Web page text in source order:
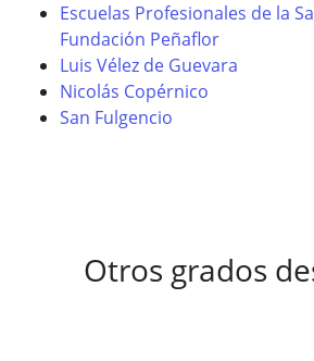
Escuelas Profesionales de la
Fundación Peñaflor
Luis Vélez de Guevara
Nicolás Copérnico
San Fulgencio
Otros grados